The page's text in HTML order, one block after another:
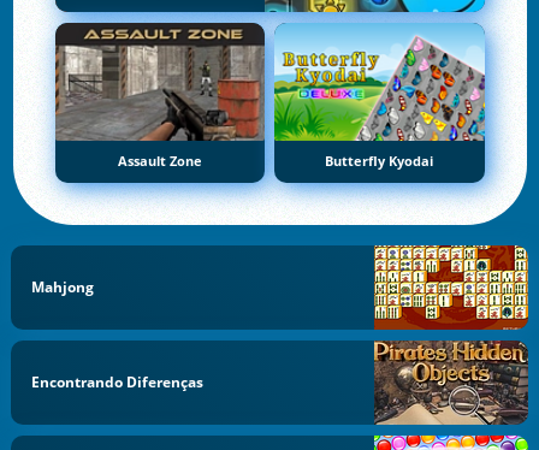
Assault Zone Butterfly Kyodai
Mahjong
Encontrando Diferenças